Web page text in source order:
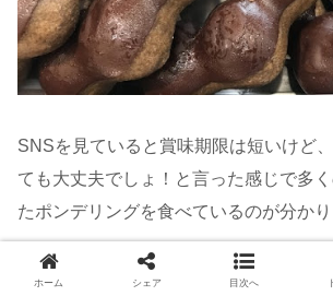
SNSを見ていると賞味期限は短いけど
ても大丈夫でしょ！と言った感じで多く
たポンデリングを食べているのが分かり
今回は賞味期限切れ翌日と1週間のポ
ホーム シェア 目次へ